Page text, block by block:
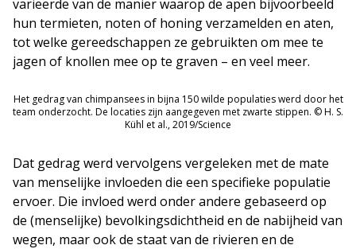
varieerde van de manier waarop de apen bijvoorbeeld
hun termieten, noten of honing verzamelden en aten,
tot welke gereedschappen ze gebruikten om mee te
jagen of knollen mee op te graven – en veel meer.
Het gedrag van chimpansees in bijna 150 wilde populaties werd door het
team onderzocht. De locaties zijn aangegeven met zwarte stippen. © H. S.
Kühl et al., 2019/Science
Dat gedrag werd vervolgens vergeleken met de mate
van menselijke invloeden die een specifieke populatie
ervoer. Die invloed werd onder andere gebaseerd op
de (menselijke) bevolkingsdichtheid en de nabijheid van
wegen, maar ook de staat van de rivieren en de